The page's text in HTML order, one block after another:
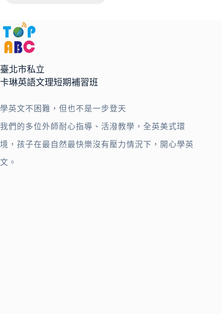
臺北市私立
卡琳英語文理短期補習班
學英文不困難，但也不是一步登天
我們的多位外師耐心指導、活潑教學，全英美式環
境，孩子在最自然最快樂沒有壓力情況下，開心學英
文。